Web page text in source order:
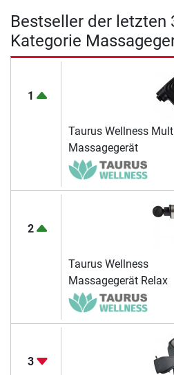
Bestseller der letzten
Kategorie
1
Taurus Wellness
Massagegerät
2
Taurus Wellness
Massagegerät Relax
3